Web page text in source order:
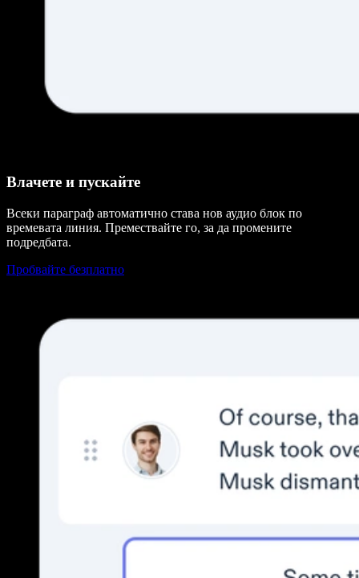
Влачете и пускайте
Всеки параграф автоматично става нов аудио блок по
времевата линия. Премествайте го, за да промените
подредбата.
Пробвайте безплатно